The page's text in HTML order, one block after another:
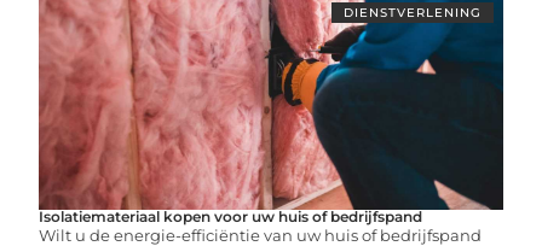
DIENSTVERLENING
Isolatiemateriaal kopen voor uw huis of bedrijfspand
Wilt u de energie-efficiëntie van uw huis of bedrijfspand